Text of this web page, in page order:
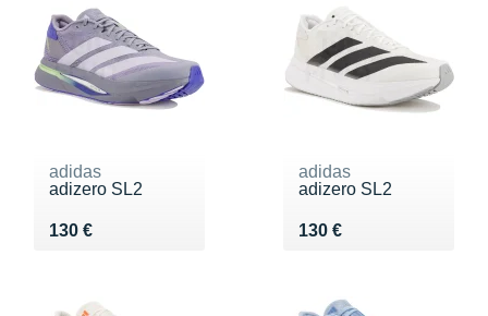
adidas
adizero SL2
130 €
Vendu 130 €
adidas
adizero SL2
130 €
Vendu 130 €